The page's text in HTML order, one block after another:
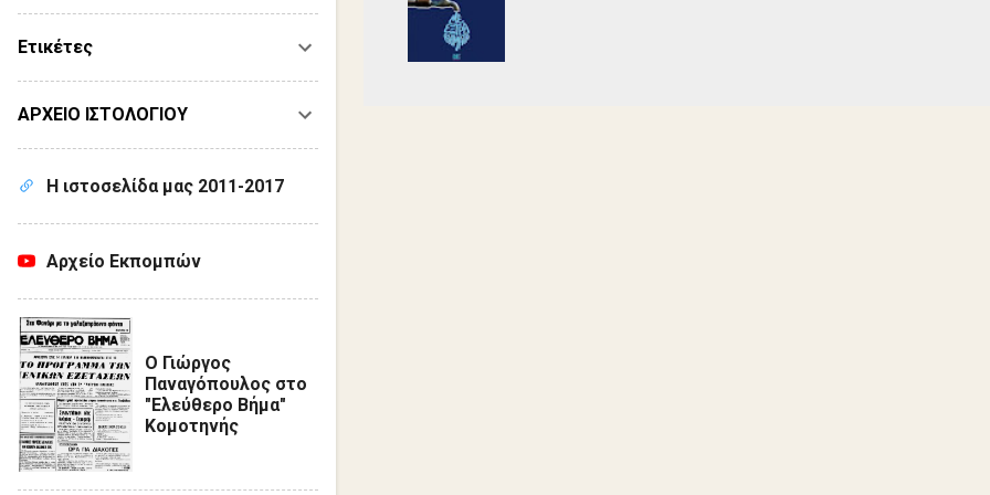
Ετικέτες
ΑΡΧΕΙΟ ΙΣΤΟΛΟΓΙΟΥ
Η ιστοσελίδα μας 2011-2017
Αρχείο Εκπομπών
Ο Γιώργος
Παναγόπουλος στο
"Ελεύθερο Βήμα"
Κομοτηνής